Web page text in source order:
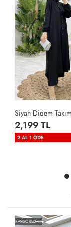
2,199 TL
2 AL 1 ÖDE
KARGO BEDAVA